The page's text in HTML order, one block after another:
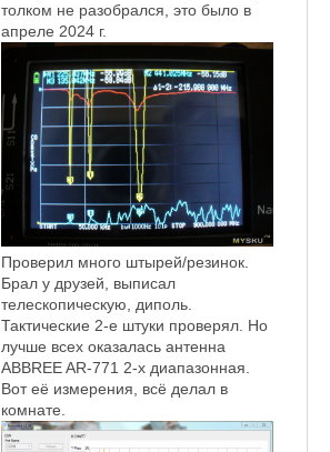
толком не разобрался, это было в
апреле 2024 г.
Проверил много штырей/резинок.
Брал у друзей, выписал
телескопическую, диполь.
Тактические 2-е штуки проверял. Но
лучше всех оказалась антенна
ABBREE AR-771 2-х диапазонная.
Вот её измерения, всё делал в
комнате.